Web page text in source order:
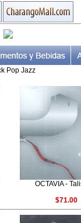
Pop Jazz
OCTAVIA -
$71.00